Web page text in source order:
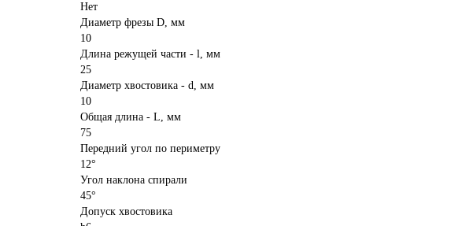
Нет
Диаметр фрезы D, мм
10
Длина режущей части - l, мм
25
Диаметр хвостовика - d, мм
10
Общая длина - L, мм
75
Передний угол по периметру
12°
Угол наклона спирали
45°
Допуск хвостовика